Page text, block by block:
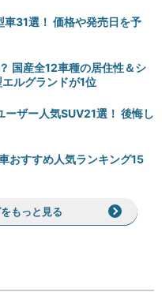
31選！ 価格や発売日を予
国産全12車種の居住性＆シ
ルグランドが1位
ーザー人気SUV21選！ 後悔し
おすすめ人気ランキング15
もっと見る